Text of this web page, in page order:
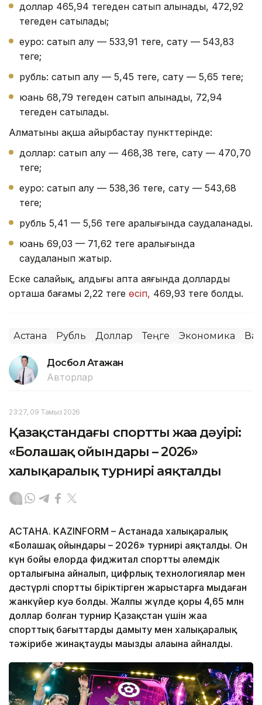
доллар 465,94 теңгеден сатып алынады, 472,92
теңгеден сатылады;
еуро: сатып алу — 533,91 теңге, сату — 543,83
теңге;
рубль: сатып алу — 5,45 теңге, сату — 5,65 теңге;
юань 68,79 теңгеден сатып алынады, 72,94
теңгеден сатылады.
Алматының ақша айырбастау пункттерінде:
доллар: сатып алу — 468,38 теңге, сату — 470,70
теңге;
еуро: сатып алу — 538,36 теңге, сату — 543,68
теңге;
рубль 5,41 — 5,56 теңге аралығында саудаланады.
юань 69,03 — 71,62 теңге аралығында
саудаланып жатыр.
Еске салайық, алдыңғы апта аяғында доллардың
орташа бағамы 2,22 теңге өсіп, 469,93 теңге болды.
Астана Рубль Доллар Теңге Экономика
Досбол Атажан
Авторлар
23:27, 09 Тамыз 2026
Қазақстандағы спорттың жаңа дәуірі:
«Болашақ ойындары – 2026»
халықаралық турнирі аяқталды
АСТАНА. KAZINFORM – Астанада халықаралық
«Болашақ ойындары – 2026» турнирі аяқталды. Он
күн бойы елорда фиджитал спорттың әлемдік
орталығына айналып, цифрлық технологиялар мен
дәстүрлі спортты біріктірген жарыстарға мыңдаған
жанкүйер куә болды. Жалпы жүлде қоры 4,65 млн
доллар болған турнир Қазақстан үшін жаңа
спорттық бағыттарды дамыту мен халықаралық
тәжірибе жинақтаудың маңызды алаңына айналды.